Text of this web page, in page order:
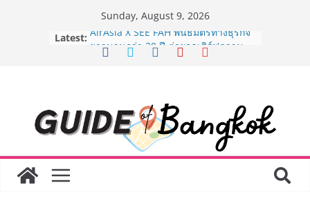
Sunday, August 9, 2026
Latest: AirAsia X SEE FAH พันธมิตรทางธุรกิจ
ยาวนานกว่า 20 ปี ต่อยอดเสิร์ฟความ
“BIO TRADE CONNECT 2026” ยก
ระดับผลิตภัณฑ์ท้องถิ่นสู่ตลาดเชิง
พาณิชย์อย่างยั่งยืน
LORDNINE จัดศึกคนดังสายเกม ไทย
ปะทะ ฟิลิปปินส์ ใน “Rise of the Tenth